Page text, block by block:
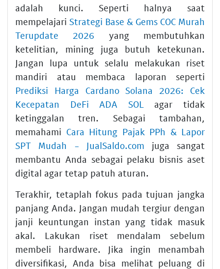
adalah kunci. Seperti halnya saat
mempelajari Strategi Base & Gems COC Murah
Terupdate 2026 yang membutuhkan
ketelitian, mining juga butuh ketekunan.
Jangan lupa untuk selalu melakukan riset
mandiri atau membaca laporan seperti
Prediksi Harga Cardano Solana 2026: Cek
Kecepatan DeFi ADA SOL
agar tidak
ketinggalan tren. Sebagai tambahan,
memahami Cara Hitung Pajak PPh & Lapor
SPT Mudah - JualSaldo.com juga sangat
membantu Anda sebagai pelaku bisnis aset
digital agar tetap patuh aturan.
Terakhir, tetaplah fokus pada tujuan jangka
panjang Anda. Jangan mudah tergiur dengan
janji keuntungan instan yang tidak masuk
akal. Lakukan riset mendalam sebelum
membeli hardware. Jika ingin menambah
diversifikasi, Anda bisa melihat peluang di